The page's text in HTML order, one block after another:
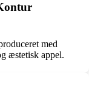
med
æstetisk appel.